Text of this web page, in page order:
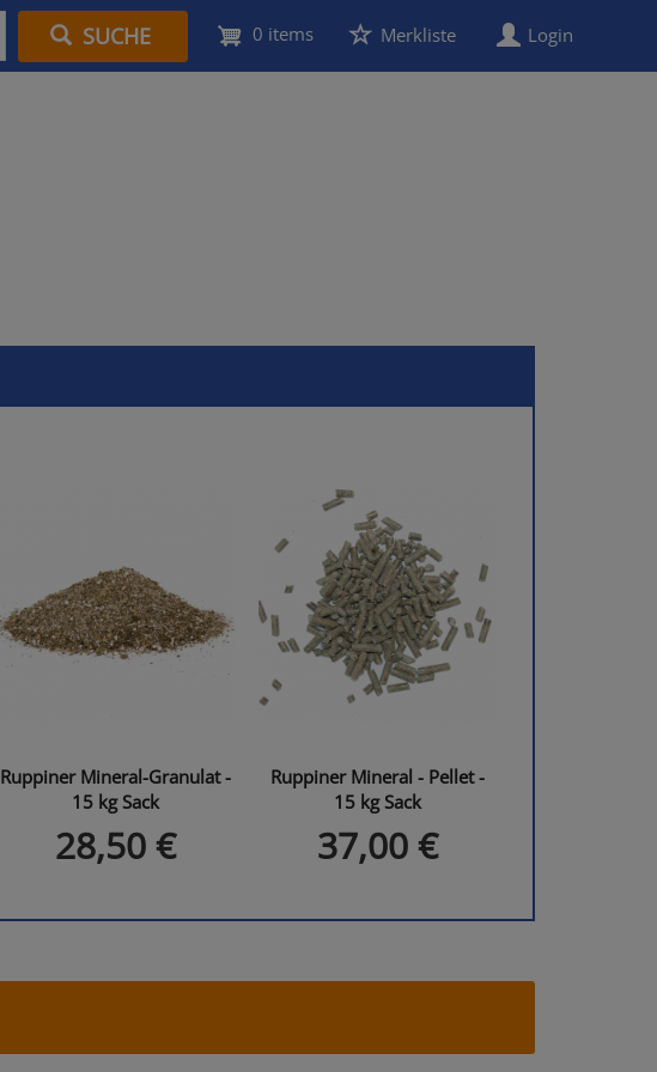
User
account
Merkliste Login
0 items
SUCHE
Ruppiner Mineral-Granulat -
15 kg Sack
28,50 €
Ruppiner Mineral - Pellet -
15 kg Sack
37,00 €